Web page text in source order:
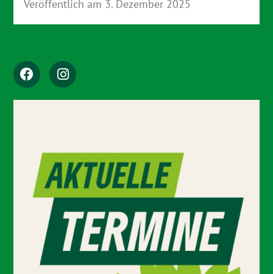
Veröffentlich am 3. Dezember 2025